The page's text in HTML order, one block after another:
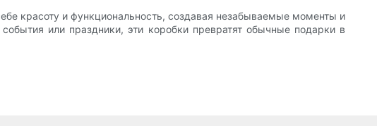
красоту и функциональность, создавая незабываемые моменты и
или праздники, эти коробки превратят обычные подарки в